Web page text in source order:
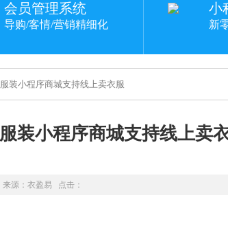
会员管理系统
导购/客情/营销精细化
小
新
装小程序商城支持线上卖衣服
装小程序商城支持线上卖
源： 衣盈易 点击：